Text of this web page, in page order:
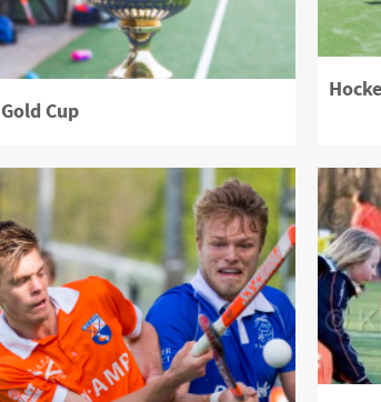
Gold Cup
Product bekijken